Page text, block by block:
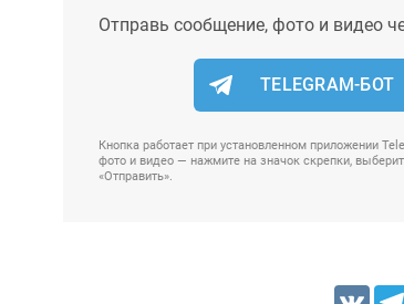
Отправь сообщение, фото и видео
TELEGRAM-БОТ
Кнопка работает при установленном приложении
фото и видео — нажмите на значок скрепки,
«Отправить».
VK